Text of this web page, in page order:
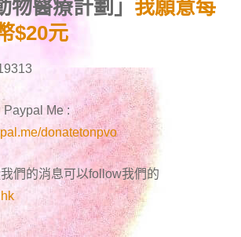
物醫療計劃」 我願意每
$20元
Paypal Me :
donatetonpvo
們的消息可以follow我們的